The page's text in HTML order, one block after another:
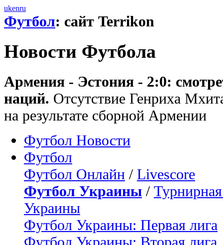
ukenru
Футбол: сайт Terrikon
Новости Футбола
Армения - Эстония - 2:0:
наций. Отсутствие Генриха
на результате сборной Армении
Футбол Новости
Футбол
Футбол Онлайн / Livescore
Футбол Украины /
Украины
Футбол Украины: Первая лига
Футбол Украины: Вторая лига